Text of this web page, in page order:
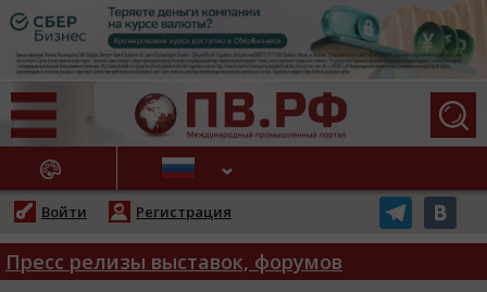
НОВОСТИ
Войти Регистрация
Пресс релизы выставок, форумов